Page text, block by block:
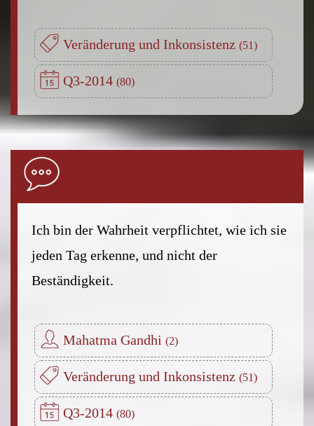
Veränderung und Inkonsistenz
Q3-2014
Ich bin der Wahrheit verpflichtet, wie ich sie
jeden Tag erkenne, und nicht der
Beständigkeit.
Mahatma Gandhi
Veränderung und Inkonsistenz
Q3-2014